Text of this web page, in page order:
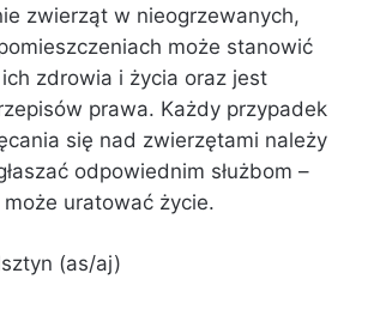
zwierząt w nieogrzewanych,
może stanowić
zdrowia i życia oraz jest
prawa. Każdy przypadek
się nad zwierzętami należy
odpowiednim służbom –
uratować życie.
(as/aj)